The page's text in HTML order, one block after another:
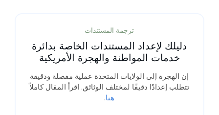
ترجمة المستندات
دليلك لإعداد المستندات الخاصة بدائرة
خدمات المواطنة والهجرة الأمريكية
إن الهجرة إلى الولايات المتحدة عملية مفصلة ودقيقة
تتطلب إعدادًا دقيقًا لمختلف الوثائق. اقرأ المقال كاملاً
هنا.